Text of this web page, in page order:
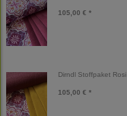
105,00 € *
Dirndl Stoffpaket Rosi
105,00 € *